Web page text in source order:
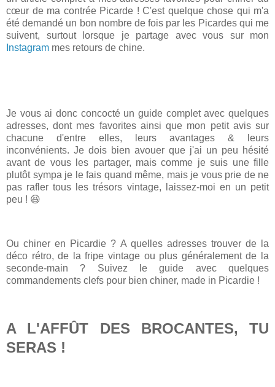
cœur de ma contrée Picarde ! C'est quelque chose qui m'a
été demandé un bon nombre de fois par les Picardes qui me
suivent, surtout lorsque je partage avec vous sur mon
Instagram mes retours de chine.
Je vous ai donc concocté un guide complet avec quelques
adresses, dont mes favorites ainsi que mon petit avis sur
chacune d'entre elles, leurs avantages & leurs
inconvénients. Je dois bien avouer que j'ai un peu hésité
avant de vous les partager, mais comme je suis une fille
plutôt sympa je le fais quand même, mais je vous prie de ne
pas rafler tous les trésors vintage, laissez-moi en un petit
peu ! 😆
Ou chiner en Picardie ? A quelles adresses trouver de la
déco rétro, de la fripe vintage ou plus généralement de la
seconde-main ? Suivez le guide avec quelques
commandements clefs pour bien chiner, made in Picardie !
A L'AFFÛT DES BROCANTES, TU
SERAS !